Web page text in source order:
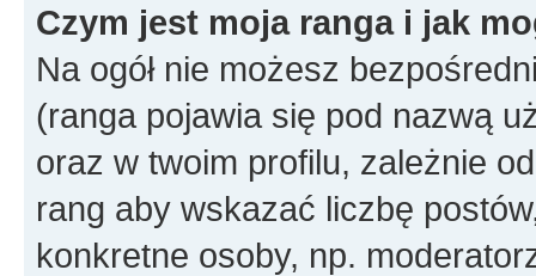
Czym jest moja ranga i jak
Na ogół nie możesz
(ranga pojawia się pod nazwą
oraz w twoim profilu, zależnie
rang aby wskazać liczbę
konkretne osoby, np.